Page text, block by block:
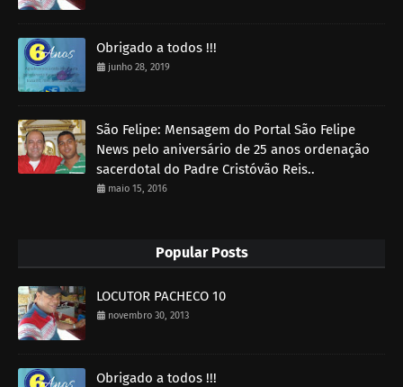
Obrigado a todos !!!
junho 28, 2019
São Felipe: Mensagem do Portal São Felipe
News pelo aniversário de 25 anos ordenação
sacerdotal do Padre Cristóvão Reis..
maio 15, 2016
Popular Posts
LOCUTOR PACHECO 10
novembro 30, 2013
Obrigado a todos !!!